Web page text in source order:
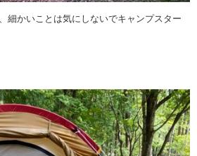
細かいことは気にしないでキャンプスター